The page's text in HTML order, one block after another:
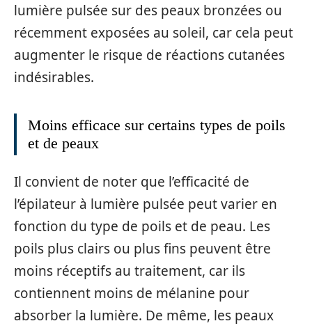
lumière pulsée sur des peaux bronzées ou
récemment exposées au soleil, car cela peut
augmenter le risque de réactions cutanées
indésirables.
Moins efficace sur certains types de poils
et de peaux
Il convient de noter que l’efficacité de
l’épilateur à lumière pulsée peut varier en
fonction du type de poils et de peau. Les
poils plus clairs ou plus fins peuvent être
moins réceptifs au traitement, car ils
contiennent moins de mélanine pour
absorber la lumière. De même, les peaux